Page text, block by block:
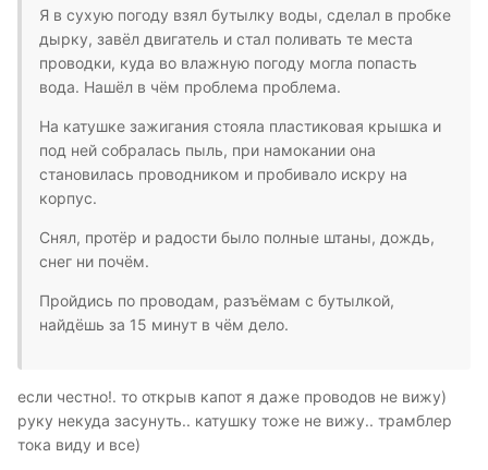
Я в сухую погоду взял бутылку воды, сделал в пробке
дырку, завёл двигатель и стал поливать те места
проводки, куда во влажную погоду могла попасть
вода. Нашёл в чём проблема проблема.
На катушке зажигания стояла пластиковая крышка и
под ней собралась пыль, при намокании она
становилась проводником и пробивало искру на
корпус.
Снял, протёр и радости было полные штаны, дождь,
снег ни почём.
Пройдись по проводам, разъёмам с бутылкой,
найдёшь за 15 минут в чём дело.
если честно!. то открыв капот я даже проводов не вижу)
руку некуда засунуть.. катушку тоже не вижу.. трамблер
тока виду и все)